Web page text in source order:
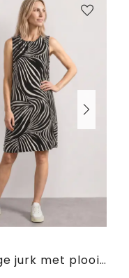
Knielange jurk met plooien